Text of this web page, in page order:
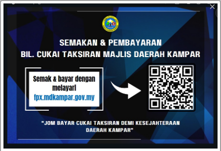
JABATAN KEJURUTERAAN
HUBUNGI
Datang dan kunjungi pejabat kami atau hantarkan e-mel
kepada kami pada bila-bila masa anda mahu. Kami terbuka
kepada semua cadangan daripada pelanggan kami.
Majlis Daerah Kampar, Kompleks Pentadbiran MD
Kampar, Jalan Iskandar, 31900 Kampar, Perak
05-4671020 / 05-4671030
05-4671040
×